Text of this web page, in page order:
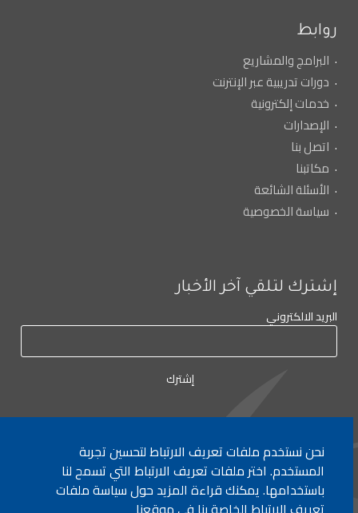
روابط
البرامج والمشاريع
دورات تدريبية عبر الإنترنت
خدمات إلكترونية
الإصدارات
اتصل بنا
مكاتبنا
الأسئلة الشائعة
سياسة الخصوصية
إشترك لتلقي آخر الأخبار
البريد الالكتروني
لأي إستفسار الإتصال على: ٠١/٧٧٢٠٠٠
نحن نستخدم ملفات تعريف الارتباط لتحسين تجربة
المستخدم. اختر ملفات تعريف الارتباط التي تسمح لنا
باستخدامها. يمكنك قراءة المزيد حول سياسة ملفات